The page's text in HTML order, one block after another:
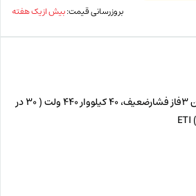
بروزرسانی قیمت:بیش از یک هفته
خازن 3فاز فشارضعیف، 40 کیلووار 440 ولت ( 30 در